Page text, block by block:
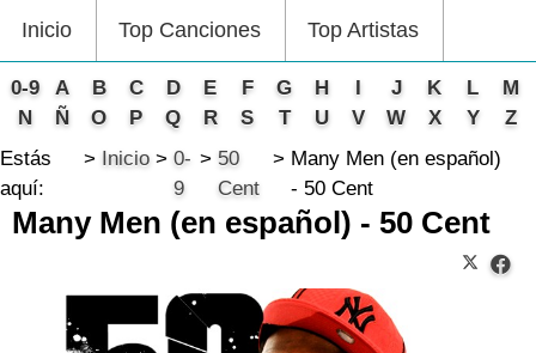
Inicio Top Canciones Top Artistas
0-9 A B C D E F G H I J K L
M
N
Ñ O P Q R S T U V W X Y
Z
Estás
aquí:
Inicio
0-
9
50
Cent
Many Men (en español)
- 50 Cent
Many Men (en español) - 50 Cent